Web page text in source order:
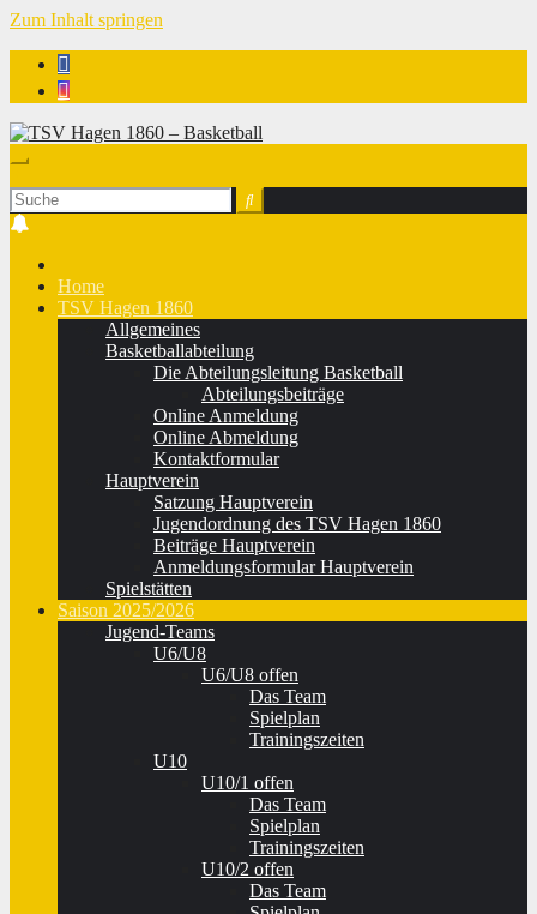
Zum Inhalt springen
Home
TSV Hagen 1860
Allgemeines
Basketballabteilung
Die Abteilungsleitung Basketball
Abteilungsbeiträge
Online Anmeldung
Online Abmeldung
Kontaktformular
Hauptverein
Satzung Hauptverein
Jugendordnung des TSV Hagen 1860
Beiträge Hauptverein
Anmeldungsformular Hauptverein
Spielstätten
Saison 2025/2026
Jugend-Teams
U6/U8
U6/U8 offen
Das Team
Spielplan
Trainingszeiten
U10
U10/1 offen
Das Team
Spielplan
Trainingszeiten
U10/2 offen
Das Team